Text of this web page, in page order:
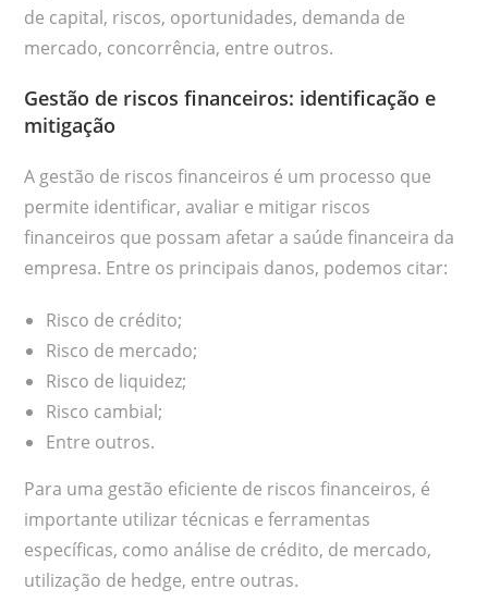
de capital, riscos, oportunidades, demanda de
mercado, concorrência, entre outros.
Gestão de riscos financeiros: identificação e
mitigação
A gestão de riscos financeiros é um processo que
permite identificar, avaliar e mitigar riscos
financeiros que possam afetar a saúde financeira da
empresa. Entre os principais danos, podemos citar:
Risco de crédito;
Risco de mercado;
Risco de liquidez;
Risco cambial;
Entre outros.
Para uma gestão eficiente de riscos financeiros, é
importante utilizar técnicas e ferramentas
específicas, como análise de crédito, de mercado,
utilização de hedge, entre outras.